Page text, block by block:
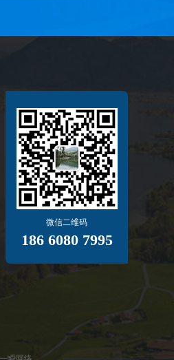
微信二维码
186 6080 7995